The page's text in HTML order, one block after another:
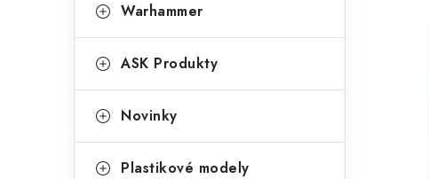
o
t
r
kategorie
a
e
o
Warhammer
ASK Produkty
Novinky
Plastikové modely